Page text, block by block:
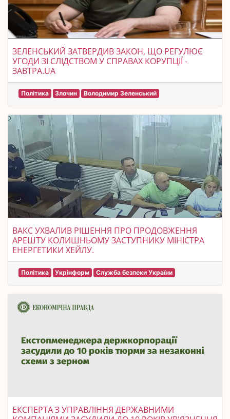
ЗЕЛЕНСЬКИЙ ЗАТВЕРДИВ ЗАКОН, ЩО РЕГУЛЮЄ
УГОДИ ЗІ СЛІДСТВОМ У СПРАВАХ КОРУПЦІЇ -
ЗАВТРА.UA
Політика Злочин Володимир Зеленський
ВАКС УХВАЛИВ РІШЕННЯ ПРО ПРОДОВЖЕННЯ
АРЕШТУ КОЛИШНЬОМУ ЗАСТУПНИКУ МІНІСТРА
ЕНЕРГЕТИКИ ХЕЙЛУ.
Політика Укрінформ Служба безпеки України
ЕКСПЕРТА З УПРАВЛІННЯ ДЕРЖАВНИМИ